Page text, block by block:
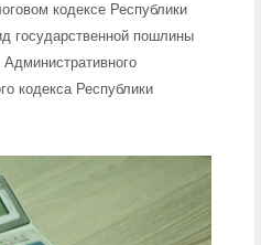
кодексе Республики
государственной пошлины
кодекса Республики